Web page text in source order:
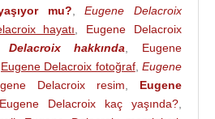
hem izlenimci, hem
etkileyen Fransız
daha çok tarihsel ve güncel
seçmiştir. 1832’deFas’a
konulara yönelmesine yol
mu? ,Eugene Delacroix
hayatı
Eugene Delacroix
Delacroix hakkında
Eugene
Eugene Delacroix fotoğraf,Eugene
Delacroix resim
Eugene
Eugene Delacroix kaç yaşında?